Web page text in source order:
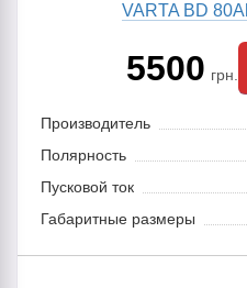
VARTA BD
5500 грн.
Производитель
Полярность
Пусковой ток
Габаритные размеры